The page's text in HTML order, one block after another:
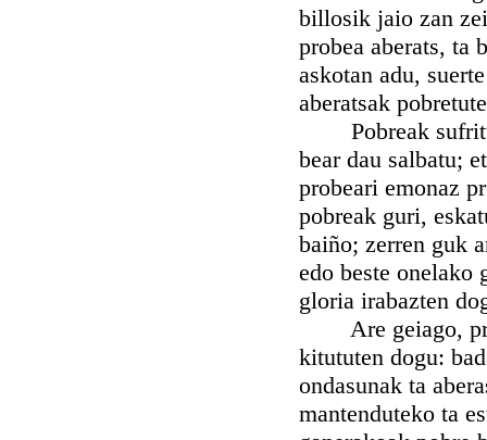
billosik jaio zan
probea aberats, ta
askotan adu,
aberatsak
Pobreak
bear dau salbatu;
probeari emonaz
pobreak guri,
baiño; zerren guk
edo beste onelako
gloria irabazten
Are geiago,
kitututen dogu:
ondasunak ta
mantenduteko ta